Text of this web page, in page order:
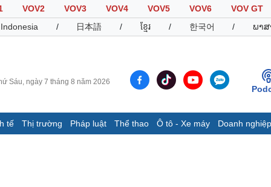
VOV2 VOV3 VOV4 VOV5 VOV6
VOV GT
/ 日本語 / ខ្មែរ / 한국어 / ພາສ
Sáu, ngày 7 tháng 8 năm 2026
tế Thị trường Pháp luật Thể thao Ô tô - Xe máy Doanh nghiệp